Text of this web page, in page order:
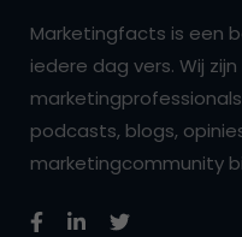
Marketingfacts is een
iedere dag vers. Wij
podcasts, blogs,
marketingcommunity